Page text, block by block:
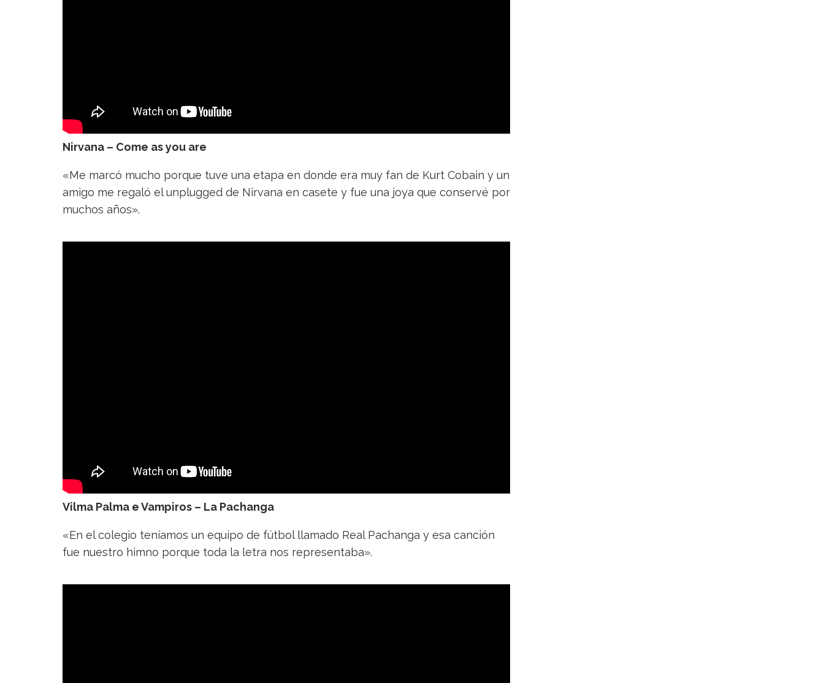
Nirvana – Come as you are
«Me marcó mucho porque tuve una etapa en donde era muy fan de Kurt Cobain y un
amigo me regaló el unplugged de Nirvana en casete y fue una joya que conservé por
muchos años».
Vilma Palma e Vampiros – La Pachanga
«En el colegio teníamos un equipo de fútbol llamado Real Pachanga y esa canción
fue nuestro himno porque toda la letra nos representaba».